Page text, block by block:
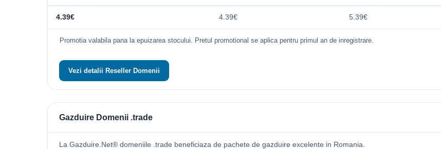
4.39€ 4.39€ 5.39€
Promotia valabila pana la epuizarea stocului. Pretul promotional se aplica pentru primul an de inregistrare.
Vezi detalii Reseller Domenii
Gazduire Domenii .trade
La Gazduire.Net® domeniile .trade beneficiaza de pachete de gazduire excelente in Romania.